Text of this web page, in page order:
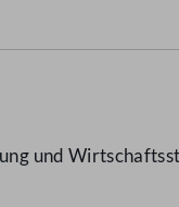
und